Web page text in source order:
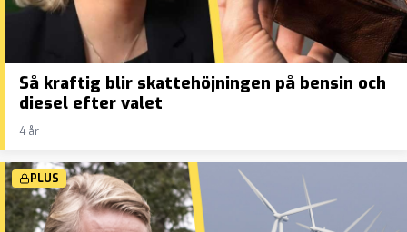
Så kraftig blir skattehöjningen på bensin och
diesel efter valet
4 år
PLUS